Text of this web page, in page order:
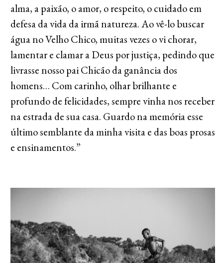
alma, a paixão, o amor, o respeito, o cuidado em
defesa da vida da irmã natureza. Ao vê-lo buscar
água no Velho Chico, muitas vezes o vi chorar,
lamentar e clamar a Deus por justiça, pedindo que
livrasse nosso pai Chicão da ganância dos
homens… Com carinho, olhar brilhante e
profundo de felicidades, sempre vinha nos receber
na estrada de sua casa. Guardo na memória esse
último semblante da minha visita e das boas prosas
e ensinamentos.”